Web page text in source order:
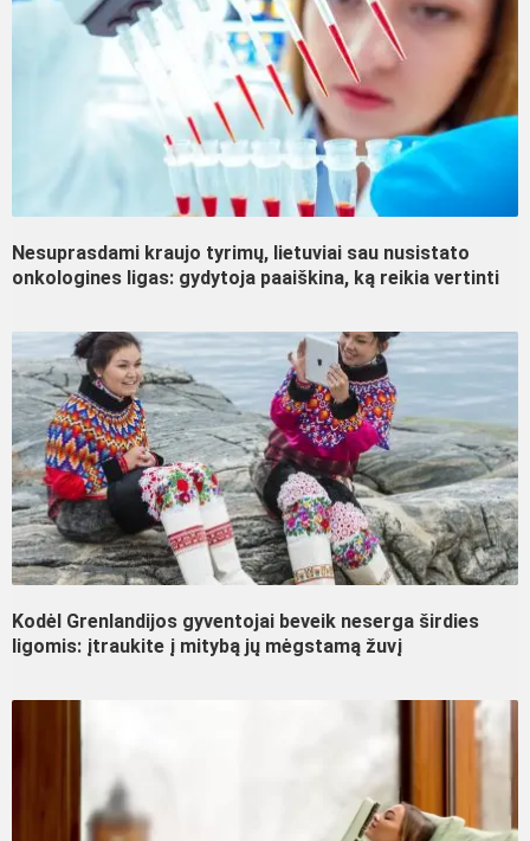
Nesuprasdami kraujo tyrimų, lietuviai sau nusistato
onkologines ligas: gydytoja paaiškina, ką reikia vertinti
Kodėl Grenlandijos gyventojai beveik neserga širdies
ligomis: įtraukite į mitybą jų mėgstamą žuvį